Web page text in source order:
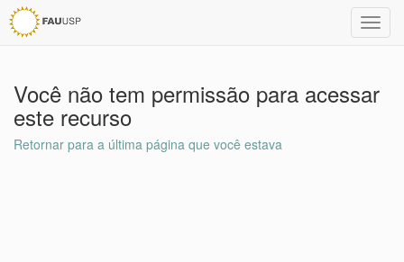
Você não tem permissão para acessar
este recurso
Retornar para a última página que você estava